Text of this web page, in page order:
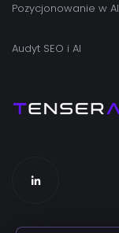
Pozycjonowanie w AI
Audyt SEO i AI